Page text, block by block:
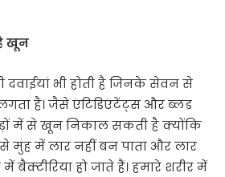
खून
भी होती है जिनके सेवन से
है। जैसे एंटिडिएंटेंट्स और ब्लड
में से खून निकाल सकती है क्योंकि
मुंह में लार नहीं बन पाता और लार
हो जाते हैं। हमारे शरीर में